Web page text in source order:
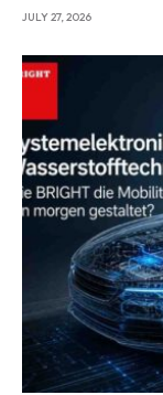
JULY 27, 2026